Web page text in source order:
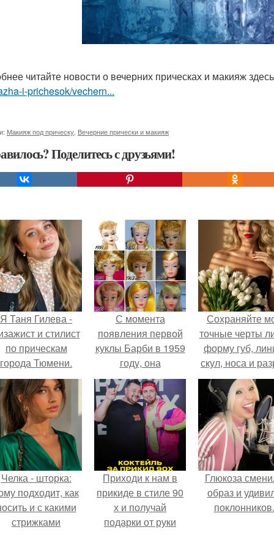
читайте новости о вечерних прическах и макияж
i-prichesok/vechern...
Макияж под прическу Вечерние прически и макияж
Поделитесь с друзьями!
Я Таня Гилева -
и стилист
по прическам
города Тюмени.
С момента
появления первой
куклы Барби в 1959
году, она
значительно
видоизменилась.
Сохраняйте
точные черты
форму губ,
скул, носа и
глаз.
Челка - шторка:
подходит, как
и с какими
стрижками
Приходи к нам в
прикиде в стиле 90
х и получай
подарки от руки
Глюкоза
образ и
поклонников.